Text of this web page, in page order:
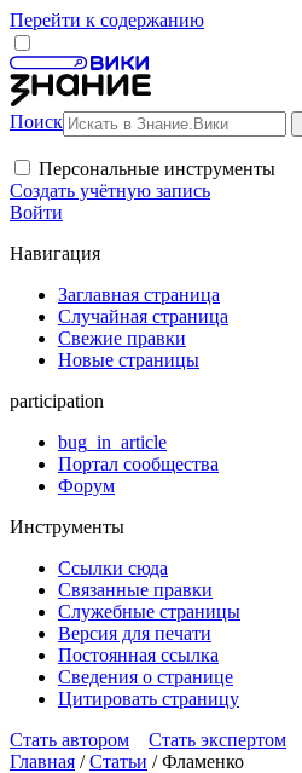
Перейти к содержанию
Поиск
Персональные инструменты
Создать учётную запись
Войти
Навигация
Заглавная страница
Случайная страница
Свежие правки
Новые страницы
participation
bug_in_article
Портал сообщества
Форум
Инструменты
Ссылки сюда
Связанные правки
Служебные страницы
Версия для печати
Постоянная ссылка
Сведения о странице
Цитировать страницу
Стать автором
Стать экспертом
Главная /Статьи /Фламенко